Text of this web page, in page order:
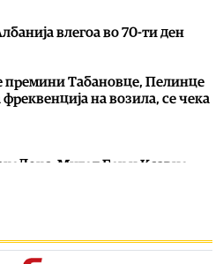
влегоа во 70-ти ден
премини Табановце, Пелинце
на возила, се чека
Мигел Еек и Ксавиер
на Пелистер